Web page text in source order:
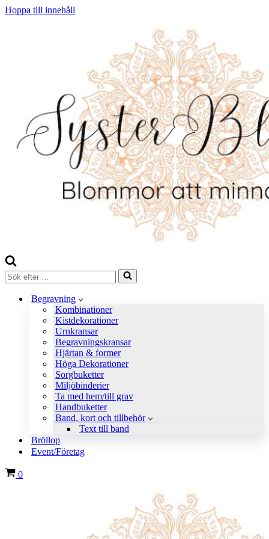
Hoppa till innehåll
Sök
efter
Begravning
Kombinationer
Kistdekorationer
Urnkransar
Begravningskransar
Hjärtan & former
Höga Dekorationer
Sorgbuketter
Miljöbinderier
Ta med hem/till grav
Handbuketter
Band, kort och tillbehör
Text till band
Bröllop
Event/Företag
Varukorg
0